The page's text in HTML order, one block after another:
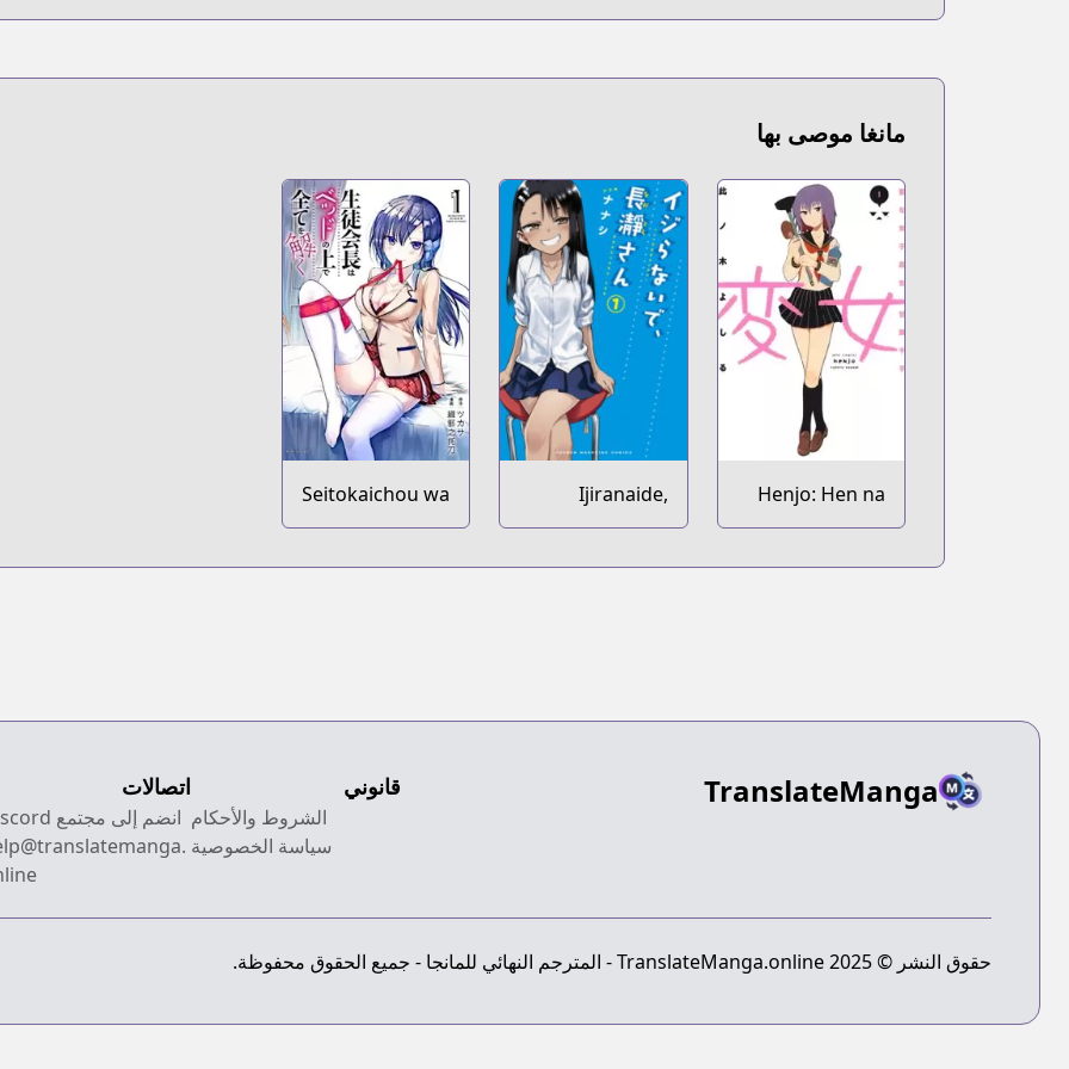
مانغا موصى بها
Henjo: Hen na
Joshikousei
Ijiranaide,
Nagatoro-san
Seitokaichou wa
Bed no Ue de
TranslateManga قانوني
الشروط والأحكام
سياسة الخصوصية
اتصالات
انضم إلى مجتمع Discord
حقوق النشر © 2025 TranslateManga.online - المترجم النهائي للمانجا - جميع الحقوق محفوظة.